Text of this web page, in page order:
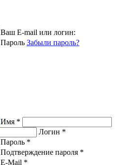
Ваш E-mail или логин:
Пароль Забыли пароль?
Имя *
Логин *
Пароль *
Подтверждение пароля *
E-Mail *